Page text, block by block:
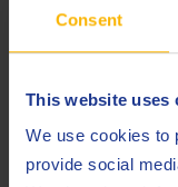
Consent
This website uses
We use cookies to
provide social